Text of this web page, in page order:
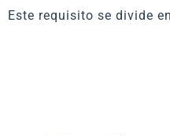
Este requisito se divide